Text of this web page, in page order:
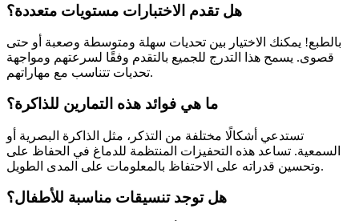
هل تقدم الاختبارات مستويات متعددة؟
بالطبع! يمكنك الاختيار بين تحديات سهلة ومتوسطة وصعبة أو حتى
قصوى. يسمح هذا التدرج للجميع بالتقدم وفقًا لسرعتهم ومواجهة
تحديات تتناسب مع مهاراتهم.
ما هي فوائد هذه التمارين للذاكرة؟
تستدعي أشكالًا مختلفة من التذكر، مثل الذاكرة البصرية أو
السمعية. تساعد هذه التحفيزات المنتظمة للدماغ في الحفاظ على
وتحسين قدراته على الاحتفاظ بالمعلومات على المدى الطويل.
هل توجد تنسيقات مناسبة للأطفال؟